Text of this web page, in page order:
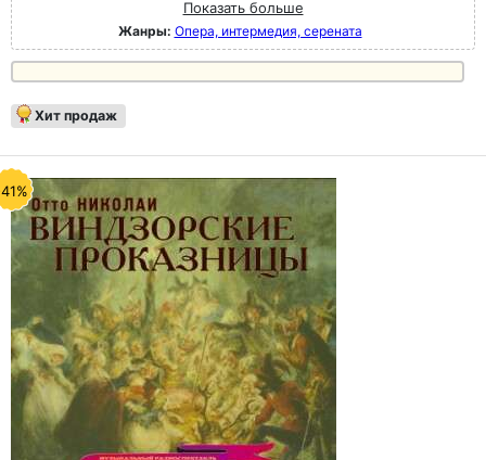
Показать больше
Жанры: Опера, интермедия, серената
Хит продаж